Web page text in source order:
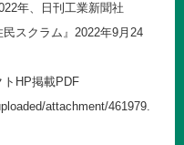
年、日刊工業新聞社
スクラム』2022年9月24
トHP掲載PDF
attachment/461979.